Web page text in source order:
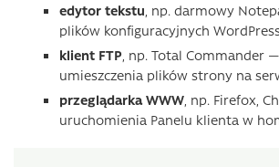
edytor tekstu, np. darmowy
plików konfiguracyjnych
klient FTP, np. Total Commander
umieszczenia plików strony na
przeglądarka WWW, np. Firefox,
uruchomienia Panelu klienta w